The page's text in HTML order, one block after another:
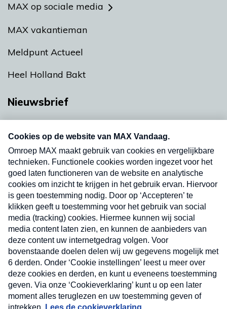
MAX op sociale media
MAX vakantieman
Meldpunt Actueel
Heel Holland Bakt
Nieuwsbrief
Neem hier een gratis abonnement op onze
nieuwsbrief. Elke vrijdag- en dinsdagochtend in
uw mailbox.
Verzend
Nieuwsbrief
Neem hier een gratis abonnement op onze
nieuwsbrief. Elke vrijdag- en dinsdagochtend in uw